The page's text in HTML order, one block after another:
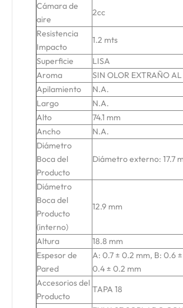
Cámara de
aire
2cc
Resistencia
Impacto
1.2 mts
Superficie
LISA
Aroma
SIN OLOR EXTRAÑO
Apilamiento
N.A.
Largo
N.A.
Alto
74.1 mm
Ancho
N.A.
Diámetro
Boca del
Producto
Diámetro externo: 17.7
Diámetro
Boca del
Producto
(interno)
12.9 mm
Altura
18.8 mm
Espesor de
Pared
A: 0.7 ± 0.2 mm, B: 0.6
0.4 ± 0.2 mm
Accesorios del
Producto
TAPA 18